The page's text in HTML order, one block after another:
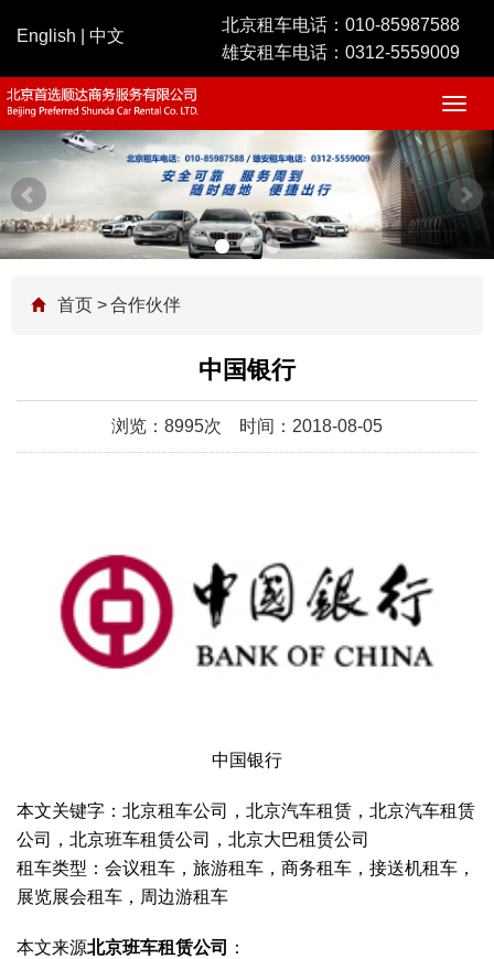
English 中文
北京租车电话： 010-85987588
雄安租车电话： 0312-5559009
首页 >合作伙伴
中国银行
浏览：8995次 时间：2018-08-05
中国银行
本文关键字：北京租车公司，北京汽车租赁，北京汽车租赁
公司，北京班车租赁公司，北京大巴租赁公司
租车类型：会议租车，旅游租车，商务租车，接送机租车，
展览展会租车，周边游租车
本文来源北京班车租赁公司
：